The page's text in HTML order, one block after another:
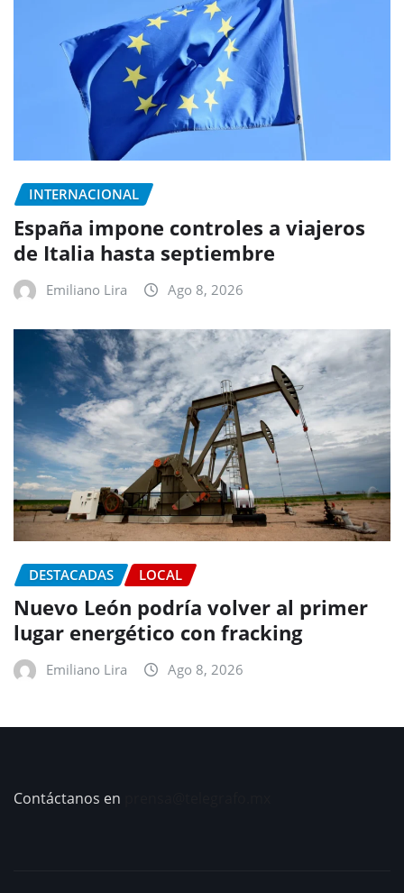
INTERNACIONAL
España impone controles a viajeros
de Italia hasta septiembre
Emiliano Lira Ago 8, 2026
DESTACADAS LOCAL
Nuevo León podría volver al primer
lugar energético con fracking
Emiliano Lira Ago 8, 2026
Contáctanos en